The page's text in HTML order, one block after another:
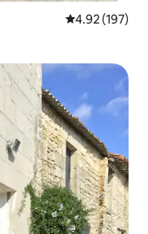
Calificación
4.92 (197)